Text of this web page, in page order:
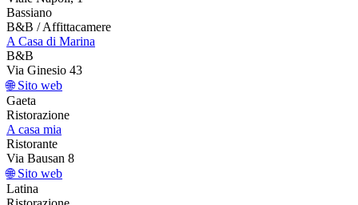
Bassiano
B&B / Affittacamere
A Casa di Marina
B&B
Via Ginesio 43
🌐 Sito web
Gaeta
Ristorazione
A casa mia
Ristorante
Via Bausan 8
🌐 Sito web
Latina